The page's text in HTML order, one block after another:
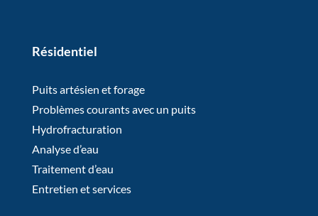
Résidentiel
Puits artésien et forage
Problèmes courants avec un puits
Hydrofracturation
Analyse d’eau
Traitement d’eau
Entretien et services